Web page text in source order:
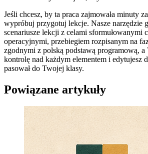
Jeśli chcesz, by ta praca zajmowała minuty
wypróbuj przygotuj lekcje. Nasze narzędzie
scenariusze lekcji z celami sformułowanymi
operacyjnymi, przebiegiem rozpisanym na
zgodnymi z polską podstawą programową, a
kontrolę nad każdym elementem i edytujesz
pasował do Twojej klasy.
Powiązane artykuły